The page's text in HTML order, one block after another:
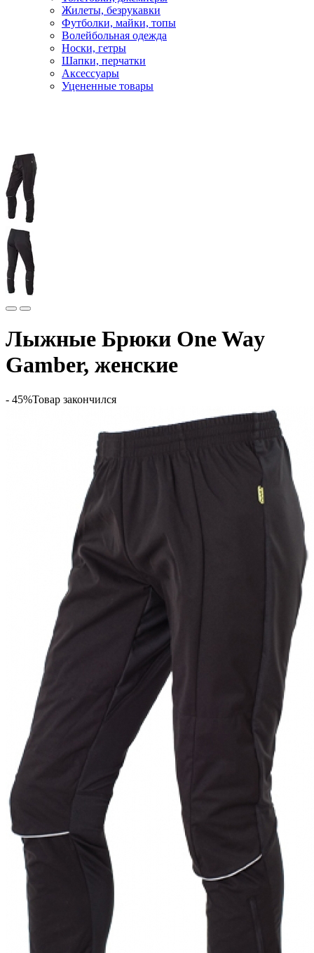
Жилеты, безрукавки
Футболки, майки, топы
Волейбольная одежда
Носки, гетры
Шапки, перчатки
Аксессуары
Уцененные товары
Лыжные Брюки One Way
Gamber, женские
- 45%Товар закончился